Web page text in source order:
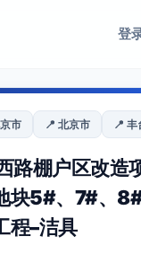
登
市 📍 北京市 📍 丰
路棚户区改造
块5#、7#、8#
程–洁具